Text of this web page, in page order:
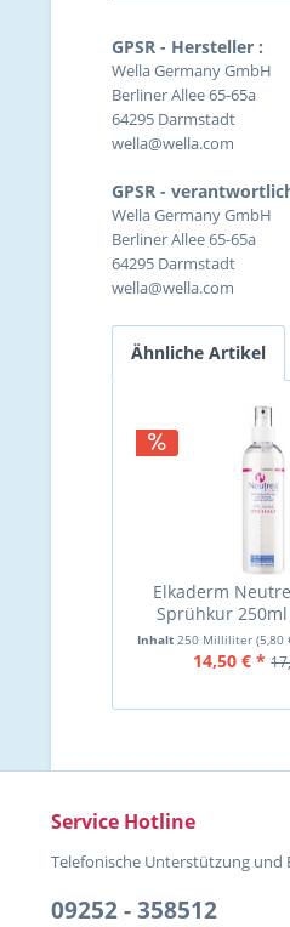
GPSR - Hersteller :
Wella Germany GmbH
Berliner Allee 65-65a
64295 Darmstadt
wella@wella.com
GPSR -
Wella Germany GmbH
Berliner Allee 65-65a
64295 Darmstadt
wella@wella.com
Ähnliche Artikel
Elkaderm
Sprühkur 250ml
Spray
Inhalt 250 Milliliter (5,80
14,50 € *
Service Hotline
Telefonische Unterstützung und
09252 - 358512